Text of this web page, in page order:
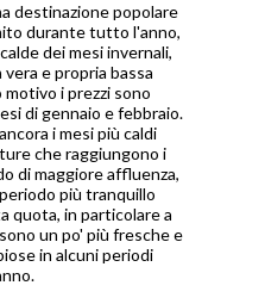
destinazione popolare
durante tutto l'anno,
dei mesi invernali,
e propria bassa
i prezzi sono
di gennaio e febbraio.
i mesi più caldi
che raggiungono i
di maggiore affluenza,
più tranquillo
quota, in particolare a
un po' più fresche e
in alcuni periodi